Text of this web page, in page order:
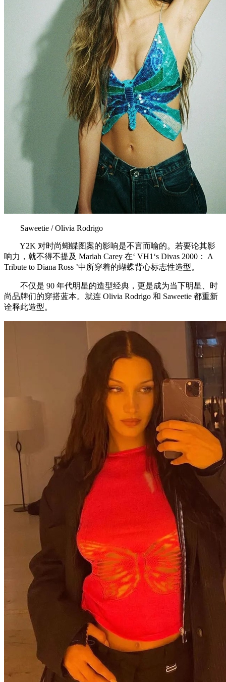
Saweetie / Olivia Rodrigo
Y2K 对时尚蝴蝶图案的影响是不言而喻的。若要论其影
响力，就不得不提及 Mariah Carey 在‘ VH1‘s Divas 2000： A
Tribute to Diana Ross ’中所穿着的蝴蝶背心标志性造型。
不仅是 90 年代明星的造型经典，更是成为当下明星、时
尚品牌们的穿搭蓝本。就连 Olivia Rodrigo 和 Saweetie 都重新
诠释此造型。